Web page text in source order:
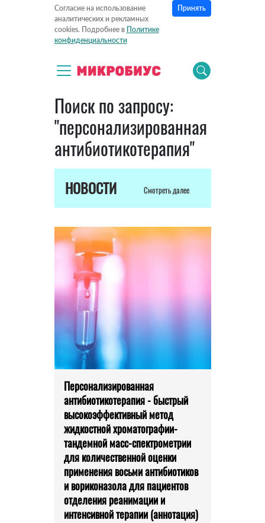
Согласие на использование
аналитических и рекламных
cookies. Подробнее в Политике
конфиденциальности
Принять
Поиск по запросу:
"персонализированная
антибиотикотерапия"
НОВОСТИ Смотреть далее
Персонализированная
антибиотикотерапия - быстрый
высокоэффективный метод
жидкостной хроматографии-
тандемной масс-спектрометрии
для количественной оценки
применения восьми антибиотиков
и вориконазола для пациентов
отделения реанимации и
интенсивной терапии (аннотация)